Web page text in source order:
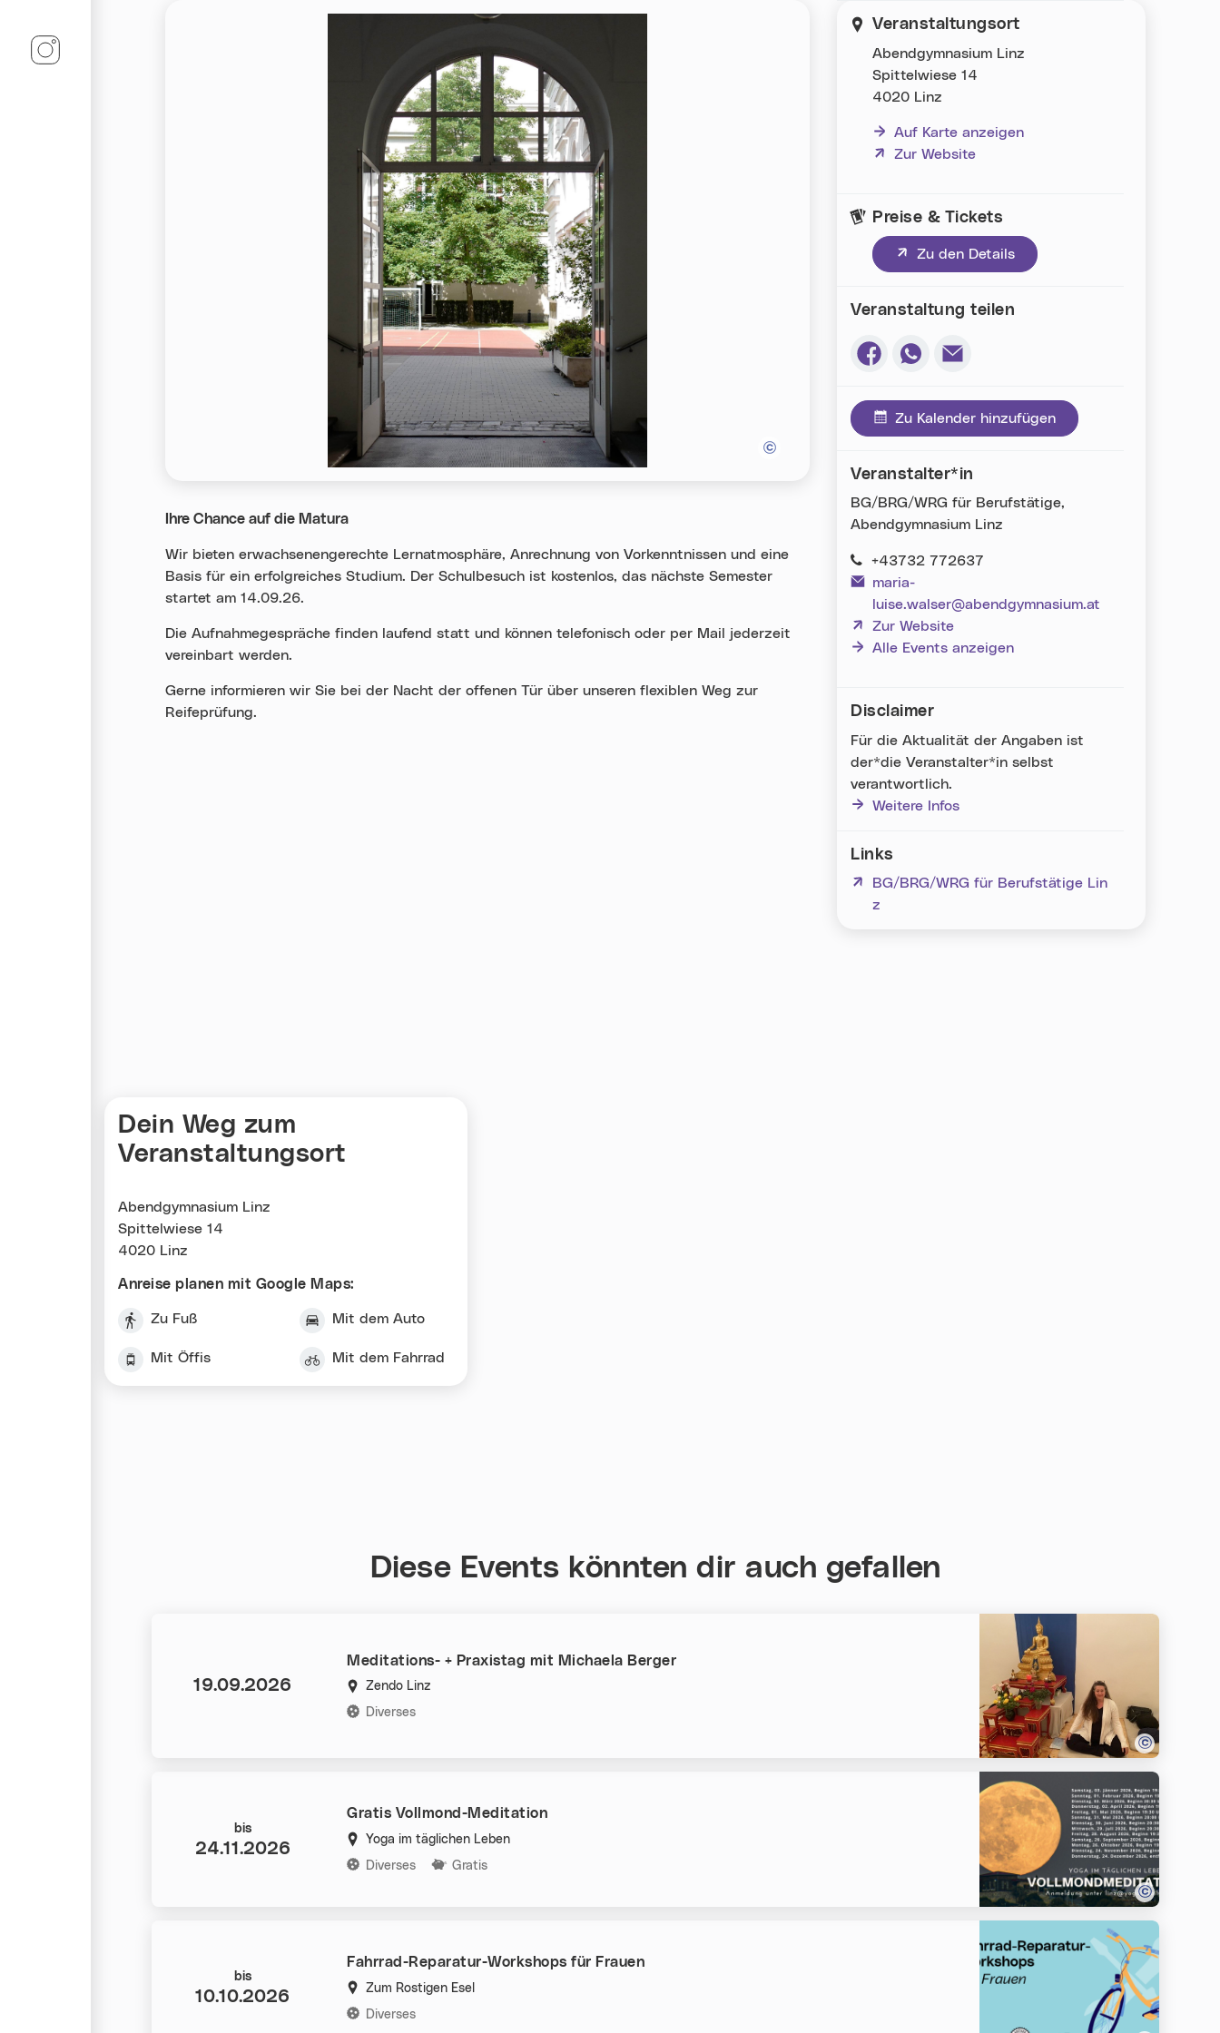
Ihre Chance auf die Matura
Wir bieten erwachsenengerechte Lernatmosphäre, Anrechnung von Vorkenntnissen und eine
Basis für ein erfolgreiches Studium. Der Schulbesuch ist kostenlos, das nächste Semester
startet am 14.09.26.
Die Aufnahmegespräche finden laufend statt und können telefonisch oder per Mail jederzeit
vereinbart werden.
Gerne informieren wir Sie bei der Nacht der offenen Tür über unseren flexiblen Weg zur
Reifeprüfung.
Veranstaltungsort
Abendgymnasium Linz
Spittelwiese 14
4020 Linz
Auf Karte anzeigen
Zur Website
(neues Fenster)
Preise & Tickets
Zu den Details
(neues Fenster)
Veranstaltung teilen
Zu Kalender hinzufügen
Veranstalter*in
BG/BRG/WRG für Berufstätige,
Abendgymnasium Linz
+43732 772637
maria-
luise.walser@abendgymnasium.at
Zur Website
(neues Fenster)
Alle Events anzeigen
Disclaimer
Für die Aktualität der Angaben ist
der*die Veranstalter*in selbst
verantwortlich.
Weitere Infos
Links
BG/BRG/WRG für Berufstätige Lin
z
(neues Fenster)
Dein Weg zum
Veranstaltungsort
Abendgymnasium Linz
Spittelwiese 14
4020 Linz
Anreise planen mit Google Maps:
Zu Fuß Mit dem Auto
Mit Öffis Mit dem Fahrrad
Diese Events könnten dir auch gefallen
Meditations- + Praxistag mit Michaela Berger
Zendo Linz
Kategorien:
Diverses
Datum:
19.09.2026
Gratis Vollmond-Meditation
Yoga im täglichen Leben
Kategorien:
Diverses Gratis
Datum:
bis
24.11.2026
Fahrrad-Reparatur-Workshops für Frauen
Zum Rostigen Esel
Kategorien:
Diverses
Datum:
bis
10.10.2026